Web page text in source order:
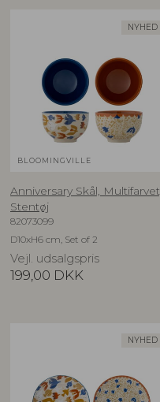
NYHED
BLOOMINGVILLE
Anniversary Skål, Multifarvet,
Stentøj
82073099
D10xH6 cm, Set of 2
Vejl. udsalgspris
199,00 DKK
NYHED